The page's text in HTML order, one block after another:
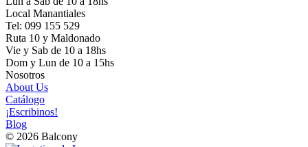
Local Manantiales
Tel: 099 155 529
Ruta 10 y Maldonado
Vie y Sab de 10 a 18hs
Dom y Lun de 10 a 15hs
Nosotros
About Us
Catálogo
¡Escribinos!
Blog
© 2026 Balcony